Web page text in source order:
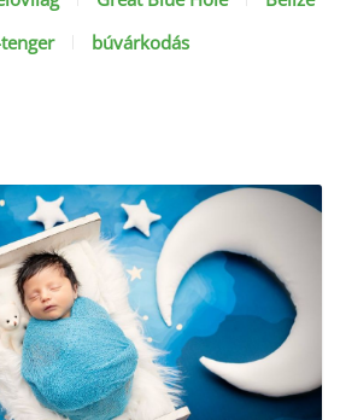
búvárkodás